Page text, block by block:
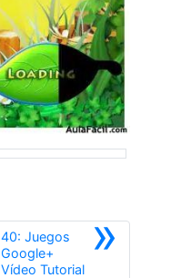
»
40: Juegos
Google+
Vídeo TutorialSiguiente